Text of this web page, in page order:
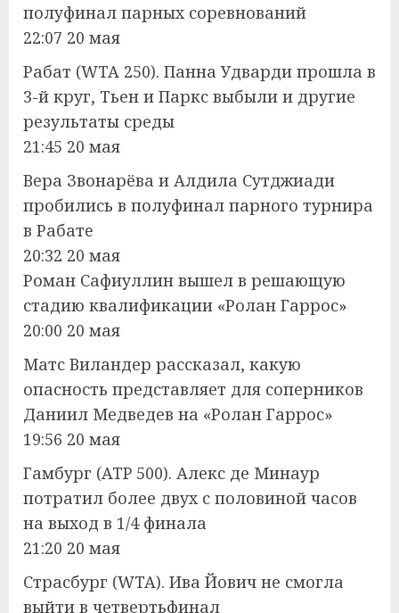
полуфинал парных соревнований
22:07 20 мая
Рабат (WTA 250). Панна Удварди прошла в
3-й круг, Тьен и Паркс выбыли и другие
результаты среды
21:45 20 мая
Вера Звонарёва и Алдила Сутджиади
пробились в полуфинал парного турнира
в Рабатe
20:32 20 мая
Роман Сафиуллин вышел в решающую
стадию квалификации «Ролан Гаррос»
20:00 20 мая
Матс Виландер рассказал, какую
опасность представляет для соперников
Даниил Медведев на «Ролан Гаррос»
19:56 20 мая
Гамбург (ATP 500). Алекс де Минаур
потратил более двух с половиной часов
на выход в 1/4 финала
21:20 20 мая
Страсбург (WTA). Ива Йович не смогла
выйти в четвертьфинал